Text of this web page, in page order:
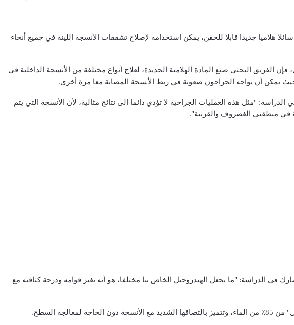
هلاميا جديدا قابلا للحقن، يمكن استخدامه لإصلاح تشققات الأنسجة اللينة في جميع أنحاء
الفريق البحثي صنع المادة الهلامية الجديدة، لعلاج أنواع مختلفة من الأنسجة الداخلية في
يمكن أن يواجه الجراحون صعوبة في ربط الأنسجة المصابة معا مرة أخرى.
"مثل هذه العمليات الجراحية لا تؤدي دائما إلى نتائج مثالية، لأن الأنسجة التي يتم
في منطقتي الغضروف والقرنية".
في الدراسة: "ما يجعل الهيدروجيل الخاص بنا مختلفا، هو أنه يغير قوامه ودرجة كثافته مع
السطح.